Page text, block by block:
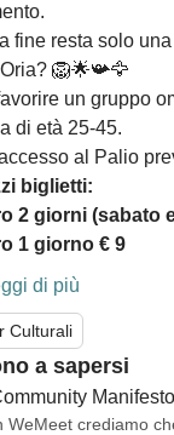
fine resta solo
​🦁​🌟​📯​🦅​
un gruppo
di età 25-45.
al Palio
biglietti:
2 giorni (sabato
1 giorno € 9
di più
Culturali
a sapersi
Manifesto
WeMeet crediamo